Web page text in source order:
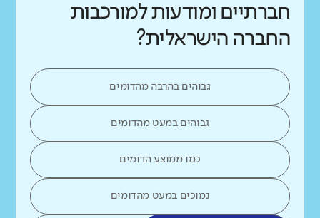
חברתיים ומודעות למורכבות
החברה הישראלית?
גבוהים בהרבה מהדומים
גבוהים במעט מהדומים
כמו ממוצע הדומים
נמוכים במעט מהדומים